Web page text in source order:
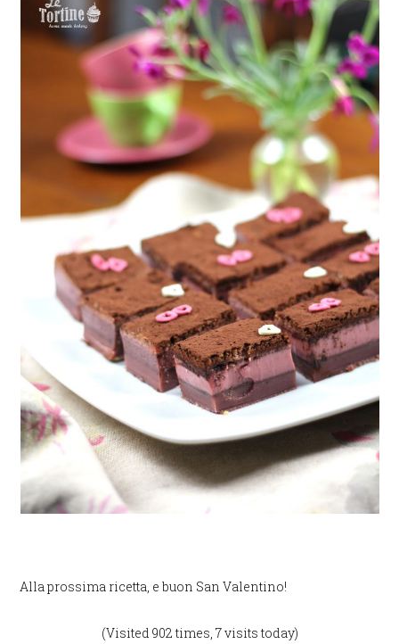
Alla prossima ricetta, e buon San Valentino!
(Visited 902 times, 7 visits today)